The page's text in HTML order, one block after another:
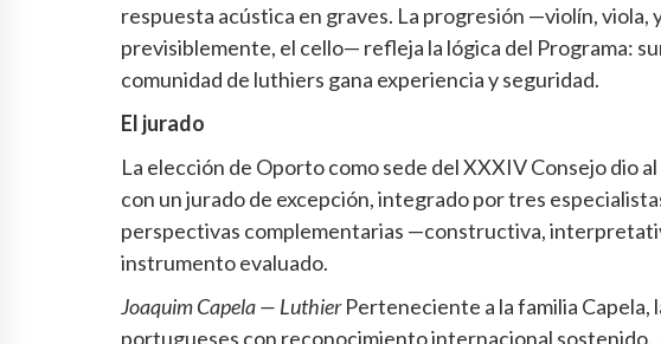
respuesta acústica en graves. La progresión —violín, viola,
previsiblemente, el cello— refleja la lógica del Programa:
comunidad de luthiers gana experiencia y seguridad.
El jurado
La elección de Oporto como sede del XXXIV Consejo dio
con un jurado de excepción, integrado por tres
perspectivas complementarias —constructiva,
instrumento evaluado.
Joaquim Capela — LuthierPerteneciente a la familia Capela,
portugueses con reconocimiento internacional sostenido,